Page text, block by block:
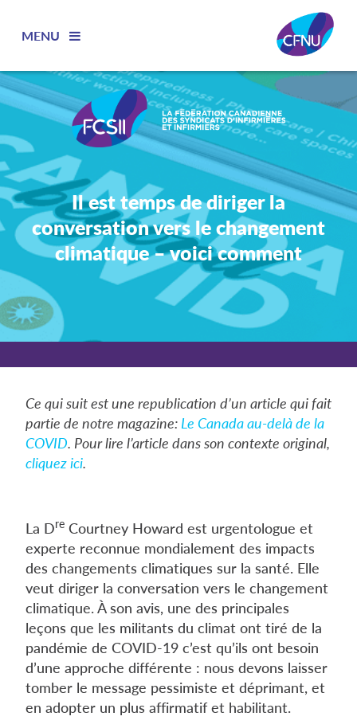
MENU
Il est temps de diriger la
conversation vers le changement
climatique – voici comment
Ce qui suit est une republication d’un article qui fait
partie de notre magazine: Le Canada au-delà de la
COVID. Pour lire l’article dans son contexte original,
cliquez ici.
La Dre Courtney Howard est urgentologue et
experte reconnue mondialement des impacts
des changements climatiques sur la santé. Elle
veut diriger la conversation vers le changement
climatique. À son avis, une des principales
leçons que les militants du climat ont tiré de la
pandémie de COVID-19 c’est qu’ils ont besoin
d’une approche différente : nous devons laisser
tomber le message pessimiste et déprimant, et
en adopter un plus affirmatif et habilitant.